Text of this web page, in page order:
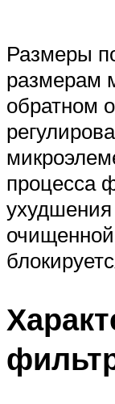
Размеры
размерам
обратном
процесса
ухудшения